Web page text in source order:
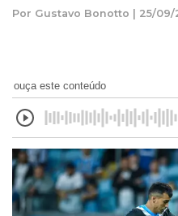
Por Gustavo Bonotto | 25/09/
ouça este conteúdo